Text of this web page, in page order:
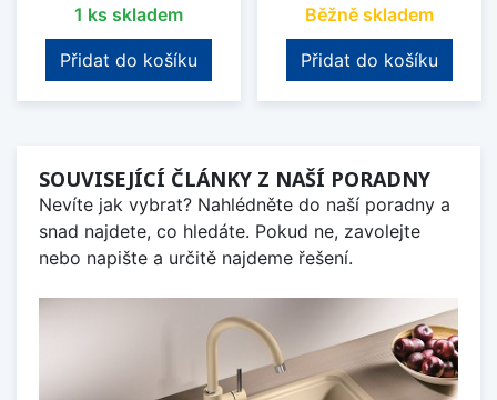
1 ks skladem
Přidat do košíku
Běžně skladem
Přidat do košíku
SOUVISEJÍCÍ ČLÁNKY Z NAŠÍ PORADNY
Nevíte jak vybrat? Nahlédněte do naší poradny a
snad najdete, co hledáte. Pokud ne, zavolejte
nebo napište a určitě najdeme řešení.